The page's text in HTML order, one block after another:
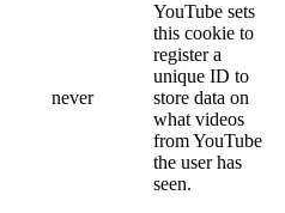
never
YouTube sets
this cookie to
register a
unique ID to
store data on
what videos
from YouTube
the user has
seen.